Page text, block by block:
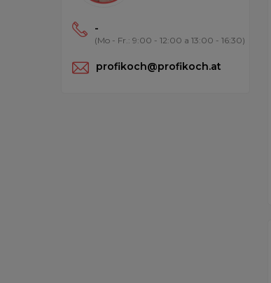
-
(Mo - Fr.: 9:00 - 12:00 a 13:00 - 16:30)
profikoch@profikoch.at